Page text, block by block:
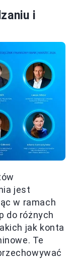
i
jest
w ramach
do różnych
jak konta
Te